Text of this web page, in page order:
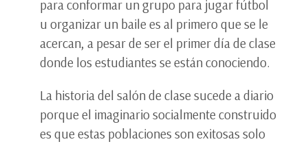
para conformar un grupo para jugar fútbol
u organizar un baile es al primero que se le
acercan, a pesar de ser el primer día de clase
donde los estudiantes se están conociendo.
La historia del salón de clase sucede a diario
porque el imaginario socialmente construido
es que estas poblaciones son exitosas solo